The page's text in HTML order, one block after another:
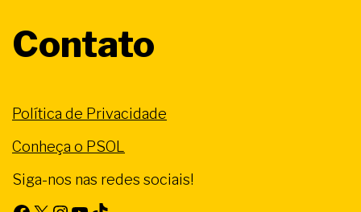
Contato
Política de Privacidade
Conheça o PSOL
Siga-nos nas redes sociais!